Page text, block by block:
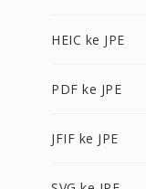
HEIC ke JPE
PDF ke JPE
JFIF ke JPE